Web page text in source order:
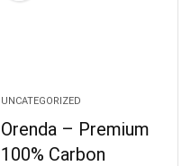
UNCATEGORIZED
Orenda – Premium
100% Carbon